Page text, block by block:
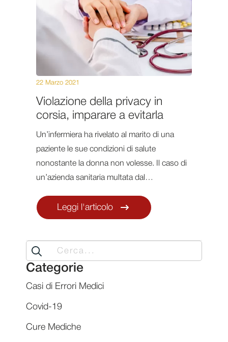
Violazione della privacy in
corsia, imparare a evitarla
22 Marzo 2021
Un’infermiera ha rivelato al marito di una
paziente le sue condizioni di salute
nonostante la donna non volesse. Il caso di
un’azienda sanitaria multata dal…
Leggi l'articolo
Search
for:
Categorie
Casi di Errori Medici
Covid-19
Cure Mediche